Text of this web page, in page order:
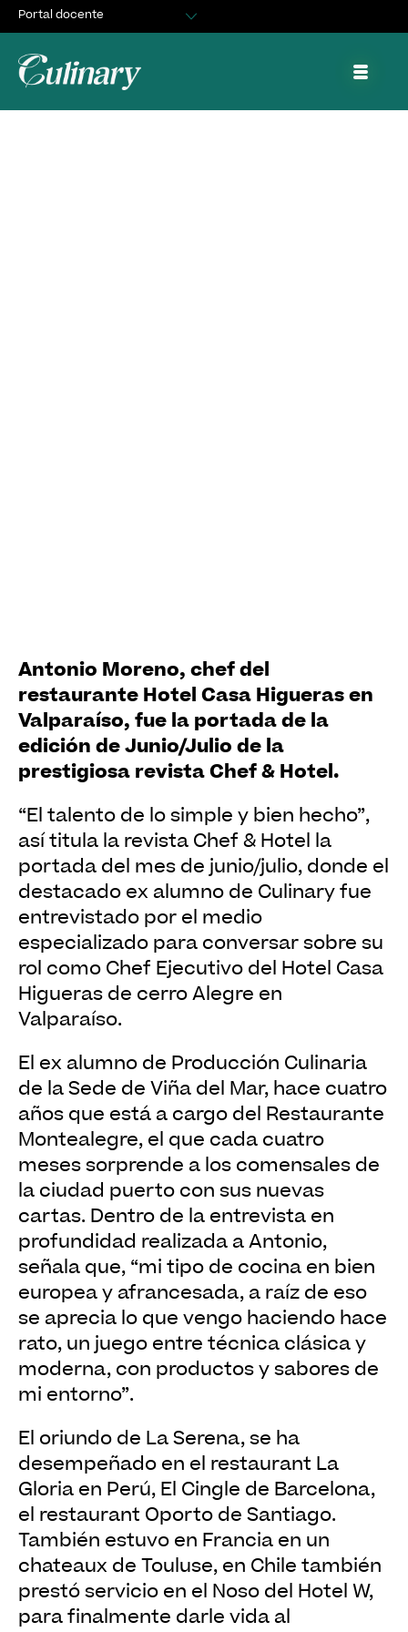
Portal docente
Portal de trabajo y prácticas
Antonio Moreno, chef del
restaurante Hotel Casa Higueras en
Valparaíso, fue la portada de la
edición de Junio/Julio de la
prestigiosa revista Chef & Hotel.
“El talento de lo simple y bien hecho”,
así titula la revista Chef & Hotel la
portada del mes de junio/julio, donde el
destacado ex alumno de Culinary fue
entrevistado por el medio
especializado para conversar sobre su
rol como Chef Ejecutivo del Hotel Casa
Higueras de cerro Alegre en
Valparaíso.
El ex alumno de Producción Culinaria
de la Sede de Viña del Mar, hace cuatro
años que está a cargo del Restaurante
Montealegre, el que cada cuatro
meses sorprende a los comensales de
la ciudad puerto con sus nuevas
cartas. Dentro de la entrevista en
profundidad realizada a Antonio,
señala que, “mi tipo de cocina en bien
europea y afrancesada, a raíz de eso
se aprecia lo que vengo haciendo hace
rato, un juego entre técnica clásica y
moderna, con productos y sabores de
mi entorno”.
El oriundo de La Serena, se ha
desempeñado en el restaurant La
Gloria en Perú, El Cingle de Barcelona,
el restaurant Oporto de Santiago.
También estuvo en Francia en un
chateaux de Touluse, en Chile también
prestó servicio en el Noso del Hotel W,
para finalmente darle vida al